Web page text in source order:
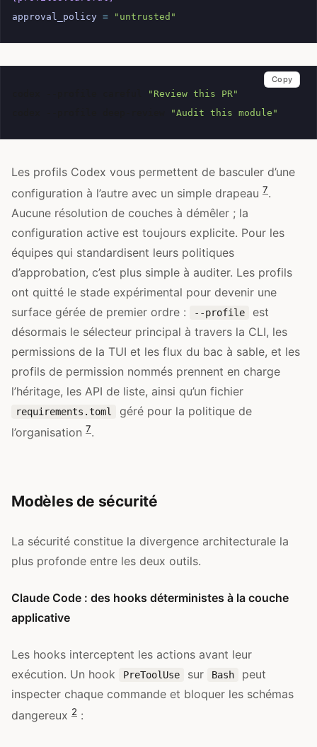
approval_policy = "untrusted"
"Review this PR"
"Audit this module"
Copy
Les profils Codex vous permettent de basculer d’une
configuration à l’autre avec un simple drapeau 7.
Aucune résolution de couches à démêler ; la
configuration active est toujours explicite. Pour les
équipes qui standardisent leurs politiques
d’approbation, c’est plus simple à auditer. Les profils
ont quitté le stade expérimental pour devenir une
surface gérée de premier ordre :
--profile
est
désormais le sélecteur principal à travers la CLI, les
permissions de la TUI et les flux du bac à sable, et les
profils de permission nommés prennent en charge
l’héritage, les API de liste, ainsi qu’un fichier
requirements.toml
géré pour la politique de
l’organisation 7.
Modèles de sécurité
La sécurité constitue la divergence architecturale la
plus profonde entre les deux outils.
Claude Code : des hooks déterministes à la couche
applicative
Les hooks interceptent les actions avant leur
exécution. Un hook
PreToolUse sur Bash
peut
inspecter chaque commande et bloquer les schémas
dangereux 2 :